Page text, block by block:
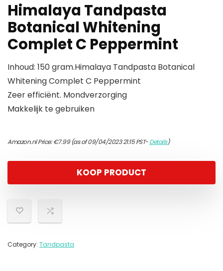
Himalaya Tandpasta
Botanical Whitening
Complet C Peppermint
Inhoud: 150 gram.Himalaya Tandpasta Botanical
Whitening Complet C Peppermint
Zeer efficiënt. Mondverzorging
Makkelijk te gebruiken
Amazon.nl Price:€7.99(as of 09/04/2023 21:15 PST-Details)
KOOP PRODUCT
Category: Tandpasta